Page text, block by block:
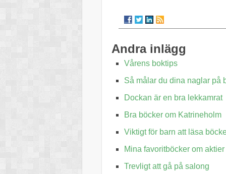
Andra inlägg
Vårens boktips
Så målar du dina naglar på
Dockan är en bra lekkamrat
Bra böcker om Katrineholm
Viktigt för barn att läsa
Mina favoritböcker om aktier
Trevligt att gå på salong